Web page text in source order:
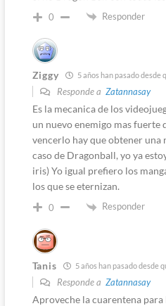
0 Responder
Ziggy 5 años han pasado desde
Responde a Zatannasay
Es la mecanica de los
un nuevo enemigo mas
vencerlo hay que obtener una
caso de Dragonball, yo ya
iris) Yo igual prefiero los
los que se eternizan.
0 Responder
Tanis 5 años han pasado desde
Responde a Zatannasay
Aproveche la cuarentena para